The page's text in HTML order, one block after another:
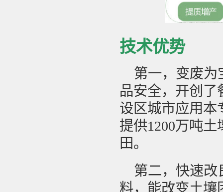
技术优势
第一，变废为
品安全，开创了
设区城市应用本
提供1200万吨
田。
第二，快速改
料，能改变土壤